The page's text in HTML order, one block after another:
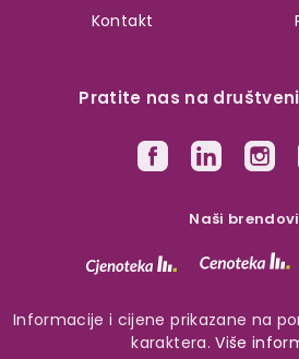
Pratite nas na
Naši brendovi
Kontakt
Informacije i cijene prikazane na
karaktera.Više